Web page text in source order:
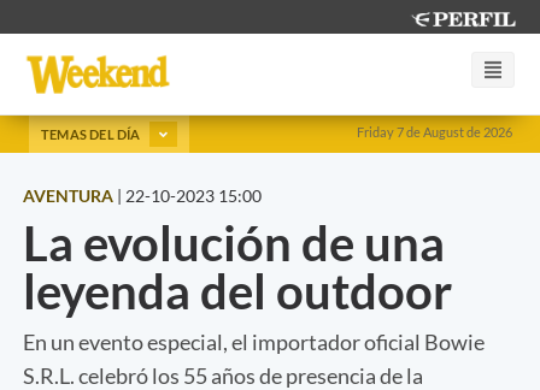
Friday 7 de August de 2026
TEMAS DEL DÍA
AVENTURA | 22-10-2023 15:00
La evolución de una
leyenda del outdoor
En un evento especial, el importador oficial Bowie
S.R.L. celebró los 55 años de presencia de la